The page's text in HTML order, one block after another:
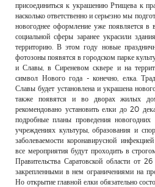
присоединиться к украшению Ртищева к
насколько ответственно и серьезно мы
новогоднее оформление уже появляется в
социальной сферы заранее украсили
территорию. В этом году новые
фотозоны появятся в городском парке
и Славы, в Сиреневом сквере и на
символ Нового года - конечно, елка.
Славы будет установлена и украшена
также появятся и во дворах жилых
рекомендовано установить елки до 20
подробные планы проведения новогодних
учреждениях культуры, образования и
заболеваемости коронавирусной
все мероприятия будут проходить в
Правительства Саратовской области
закрепленными в нем ограничениями на
Но открытие главной елки обязательно